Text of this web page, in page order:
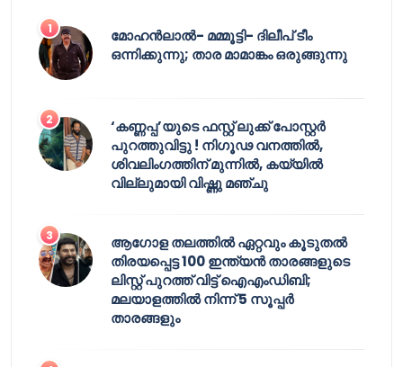
മോഹൻലാൽ- മമ്മൂട്ടി- ദിലീപ് ടീം
ഒന്നിക്കുന്നു; താര മാമാങ്കം ഒരുങ്ങുന്നു
‘കണ്ണപ്പ’യുടെ ഫസ്റ്റ് ലുക്ക് പോസ്റ്റർ
പുറത്തുവിട്ടു ! നിഗൂഢ വനത്തിൽ,
ശിവലിംഗത്തിന് മുന്നിൽ, കയ്യിൽ
വില്ലുമായി വിഷ്ണു മഞ്ചു
ആഗോള തലത്തിൽ ഏറ്റവും കൂടുതൽ
തിരയപ്പെട്ട 100 ഇന്ത്യൻ താരങ്ങളുടെ
ലിസ്റ്റ് പുറത്ത് വിട്ട് ഐഎംഡിബി;
മലയാളത്തിൽ നിന്ന് 5 സൂപ്പർ
താരങ്ങളും